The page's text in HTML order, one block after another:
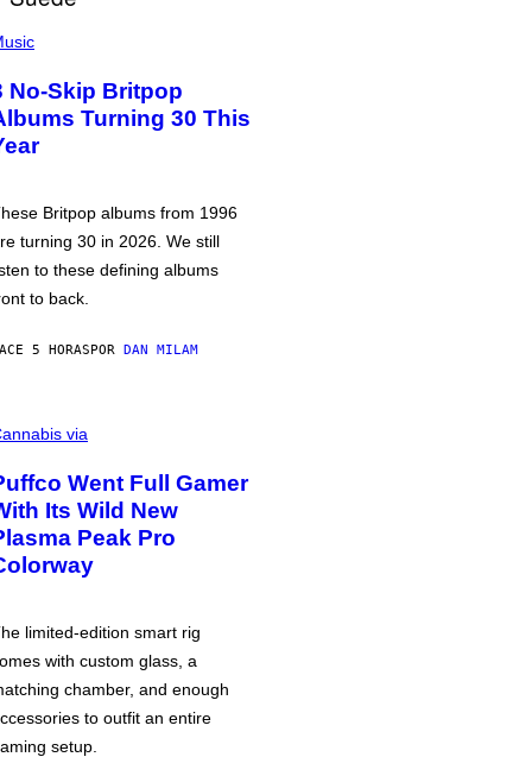
No-Skip Britpop
Turning 30 This
Britpop albums from 1996
turning 30 in 2026. We still
to these defining albums
to back.
5 HORASPOR DAN MILAM
via
Went Full Gamer
Its Wild New
Peak Pro
limited-edition smart rig
with custom glass, a
chamber, and enough
to outfit an entire
setup.